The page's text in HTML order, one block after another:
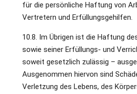
für die persönliche Haftung von
Vertretern und Erfüllungsgehilfen.
10.8. Im Übrigen ist die Haftung
sowie seiner Erfüllungs- und
soweit gesetzlich zulässig –
Ausgenommen hiervon sind
Verletzung des Lebens, des